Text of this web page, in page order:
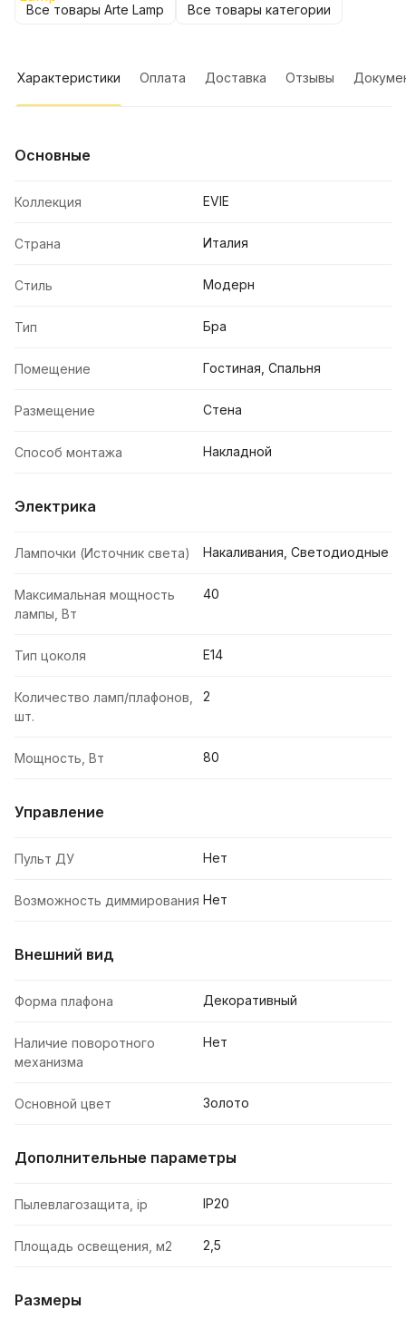
Все товары Arte Lamp Все товары категории
Характеристики Оплата Доставка Отзывы
Основные
Коллекция EVIE
Страна Италия
Стиль Модерн
Тип Бра
Помещение Гостиная, Спальня
Размещение Стена
Способ монтажа Накладной
Электрика
Лампочки (Источник света) Накаливания, Светодиодные
Максимальная мощность
лампы, Вт
40
Тип цоколя E14
Количество ламп/плафонов,
шт.
2
Мощность, Вт 80
Управление
Пульт ДУ Нет
Возможность диммирования Нет
Внешний вид
Форма плафона Декоративный
Наличие поворотного
механизма
Нет
Основной цвет Золото
Дополнительные параметры
Пылевлагозащита, ip IP20
Площадь освещения, м2 2,5
Размеры